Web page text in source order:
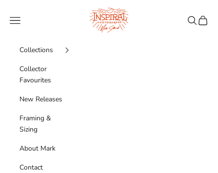
Inspiral Photography
Navigation menu Search
Cart
Collections
Collector
Favourites
New Releases
Framing &
Sizing
About Mark
Contact